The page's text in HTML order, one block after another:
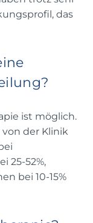
das
ist möglich.
der Klinik
25-52%,
bei 10-15%